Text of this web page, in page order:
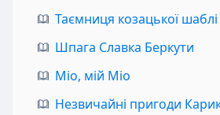
Таємниця козацької шаблі
Шпага Славка Беркути
Міо, мій Міо
Незвичайні пригоди